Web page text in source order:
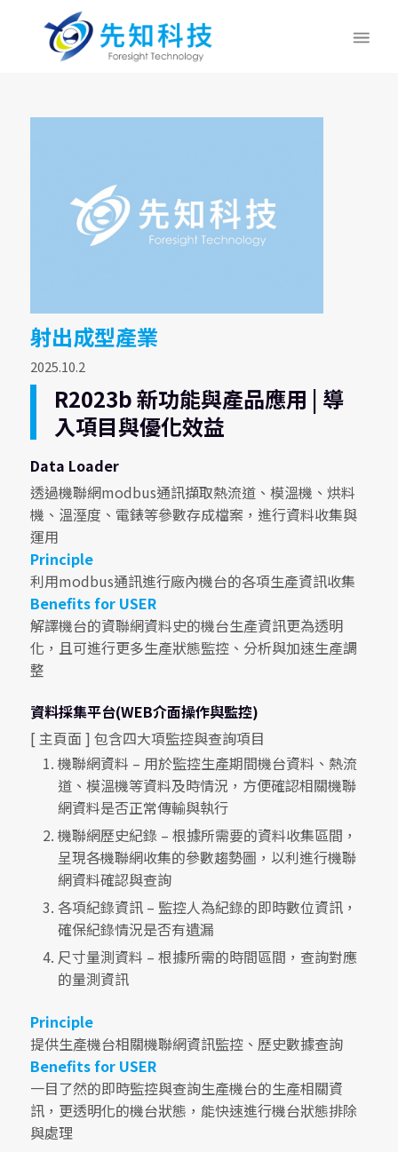
射出成型產業
2025.10.2
R2023b 新功能與產品應用 | 導
入項目與優化效益
Data Loader
透過機聯網modbus通訊擷取熱流道、模溫機、烘料
機、溫溼度、電錶等參數存成檔案，進行資料收集與
運用
Principle
利用modbus通訊進行廠內機台的各項生產資訊收集
Benefits for USER
解譯機台的資聯網資料史的機台生產資訊更為透明
化，且可進行更多生產狀態監控、分析與加速生產調
整
資料採集平台(WEB介面操作與監控)
[ 主頁面 ] 包含四大項監控與查詢項目
機聯網資料 – 用於監控生產期間機台資料、熱流
道、模溫機等資料及時情況，方便確認相關機聯
網資料是否正常傳輸與執行
機聯網歷史紀錄 – 根據所需要的資料收集區間，
呈現各機聯網收集的參數趨勢圖，以利進行機聯
網資料確認與查詢
各項紀錄資訊 – 監控人為紀錄的即時數位資訊，
確保紀錄情況是否有遺漏
尺寸量測資料 – 根據所需的時間區間，查詢對應
的量測資訊
Principle
提供生產機台相關機聯網資訊監控、歷史數據查詢
Benefits for USER
一目了然的即時監控與查詢生產機台的生產相關資
訊，更透明化的機台狀態，能快速進行機台狀態排除
與處理